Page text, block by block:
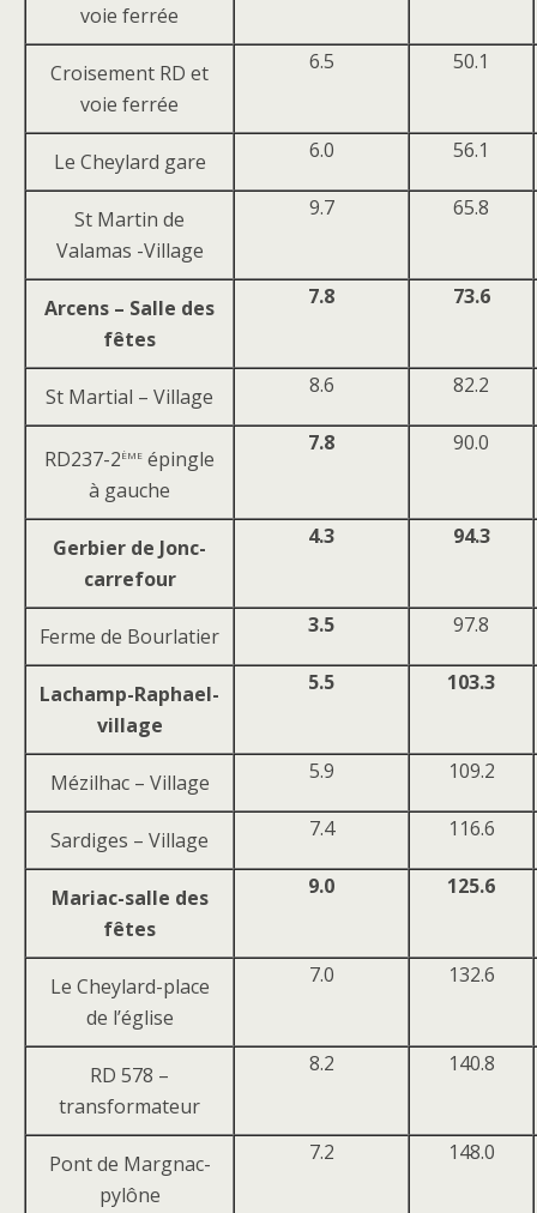
voie ferrée
Croisement RD et
voie ferrée
6.5 50.1
Le Cheylard gare 6.0 56.1
St Martin de
Valamas -Village
9.7 65.8
Arcens – Salle des
fêtes
7.8 73.6
St Martial – Village 8.6 82.2
RD237-2ème épingle
à gauche
7.8 90.0
Gerbier de Jonc-
carrefour
4.3 94.3
Ferme de Bourlatier 3.5 97.8
Lachamp-Raphael-
village
5.5 103.3
Mézilhac – Village 5.9 109.2
Sardiges – Village 7.4 116.6
Mariac-salle des
fêtes
9.0 125.6
Le Cheylard-place
de l’église
7.0 132.6
RD 578 –
transformateur
8.2 140.8
Pont de Margnac-
pylône
7.2 148.0